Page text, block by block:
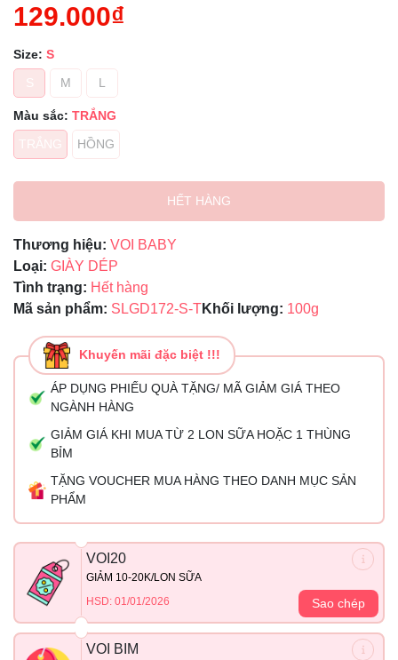
129.000₫
Size: S
M L
Màu sắc: TRẮNG
HỒNG
HẾT HÀNG
Thương hiệu: VOI BABY
Loại: GIÀY DÉP
Tình trạng: Hết hàng
Mã sản phẩm: SLGD172-S-TKhối lượng: 100g
Khuyến mãi đặc biệt !!!
ÁP DỤNG PHIẾU QUÀ TẶNG/ MÃ GIẢM GIÁ THEO
NGÀNH HÀNG
GIẢM GIÁ KHI MUA TỪ 2 LON SỮA HOẶC 1 THÙNG
BỈM
TẶNG VOUCHER MUA HÀNG THEO DANH MỤC SẢN
PHẨM
VOI20
GIẢM 10-20K/LON SỮA
HSD: 01/01/2026
Sao chép
VOI BIM